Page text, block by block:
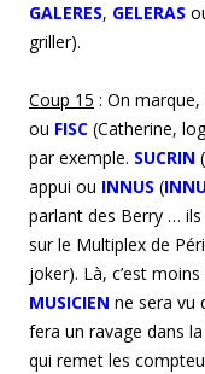
GALERES, GELERAS
griller).
Coup 15 : On
ou FISC (Catherine,
par exemple. SUCRIN
appui ou INNUS (
parlant des Berry …
sur le Multiplex de
joker). Là, c’est
MUSICIEN ne sera vu
fera un ravage dans
qui remet les